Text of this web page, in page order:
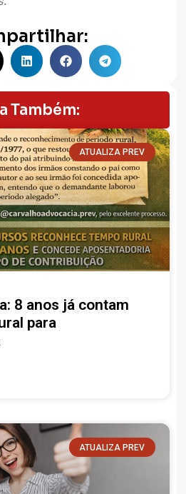
Também:
ATUALIZA PREV
8 anos já contam
para
ATUALIZA PREV